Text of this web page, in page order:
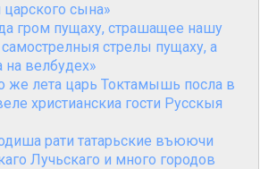
сына»
гром пущаху, страшащее нашу
самострелныя стрелы пущаху, а
велбудех»
же лета царь Токтамышь посла в
христианскиа гости Русскыя
рати татарьские въюючи
Лучьскаго и много городов